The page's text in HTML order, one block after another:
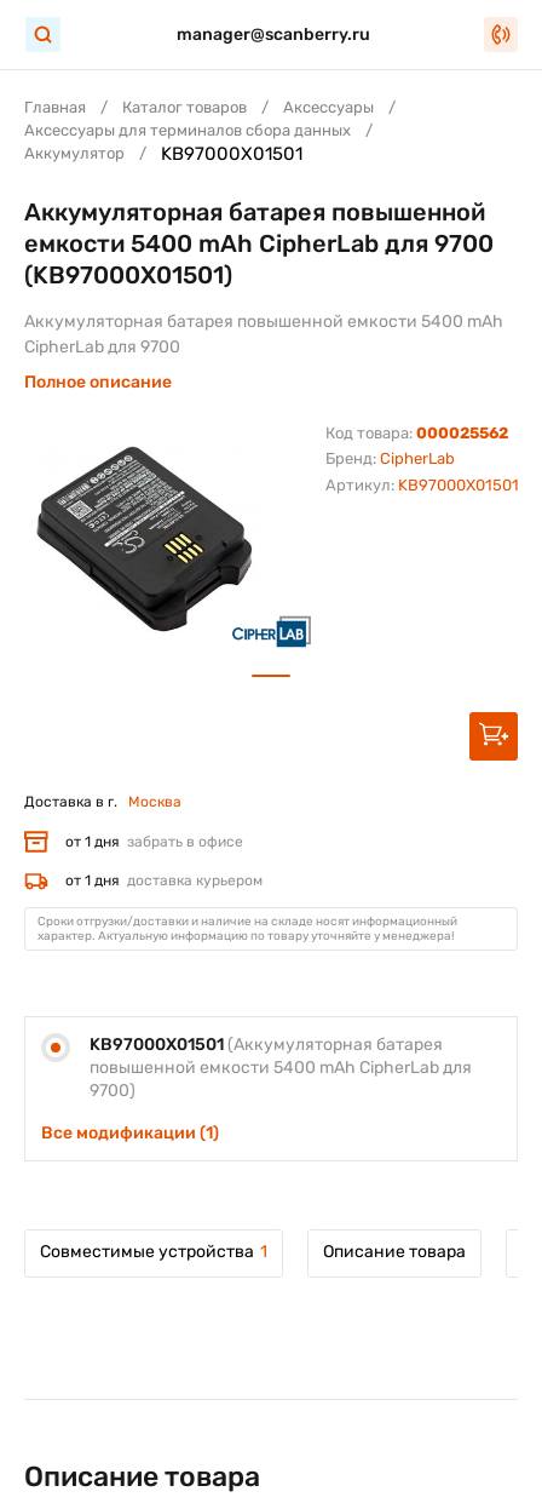
manager@scanberry.ru
Главная Каталог товаров
Аксессуары
Аксессуары для терминалов сбора данных
Аккумулятор
KB97000X01501
Бренд: CipherLab
Код товара: 000025562
Артикул: KB97000X01501
Аккумуляторная батарея повышенной
емкости 5400 mAh CipherLab для 9700
(KB97000X01501)
Аккумуляторная батарея повышенной емкости 5400 mAh
CipherLab для 9700
Полное описание
KB97000X01501 (Аккумуляторная батарея
повышенной емкости 5400 mAh CipherLab для
9700)
Все модификации (1)
Доставка в г. Москва
от 1 дня забрать в офисе
от 1 дня доставка курьером
Сроки отгрузки/доставки и наличие на складе носят информационный
характер. Актуальную информацию по товару уточняйте у менеджера!
Совместимые устройства 1 Описание товара
Описание товара